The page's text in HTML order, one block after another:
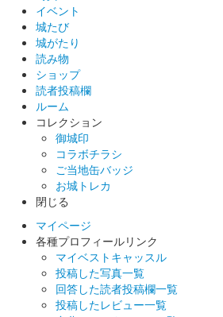
丸岡城 御城印
販売終了
丸岡城 御城印
販売終了
丸岡城 御城印 丸岡藩誕生400
販売終了
丸岡藩が誕生して400年を記念して製作
イベント
城たび
城がたり
読み物
ショップ
読者投稿欄
ルーム
コレクション
御城印
コラボチラシ
ご当地缶バッジ
お城トレカ
閉じる
マイページ
各種プロフィールリンク
マイベストキャッスル
投稿した写真一覧
回答した読者投稿欄一覧
投稿したレビュー一覧